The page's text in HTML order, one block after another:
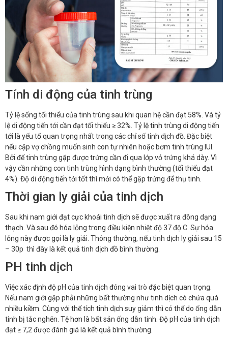
Tính di động của tinh trùng
Tỷ lệ sống tối thiểu của tinh trùng sau khi quan hệ cần đạt 58%. Và tỷ
lệ di động tiến tới cần đạt tối thiểu ≥ 32%. Tỷ lệ tinh trùng di động tiến
tới là yếu tố quan trọng nhất trong các chỉ số tinh dịch đồ. Đặc biệt
nếu cặp vợ chồng muốn sinh con tự nhiên hoặc bơm tinh trùng IUI.
Bởi để tinh trùng gặp được trứng cần đi qua lớp vỏ trứng khá dày. Vì
vậy cần những con tinh trùng hình dạng bình thường (tối thiểu đạt
4%). Độ di động tiến tới tốt thì mới có thể gặp trứng để thụ tinh.
Thời gian ly giải của tinh dịch
Sau khi nam giới đạt cực khoái tinh dịch sẽ được xuất ra đông dạng
thạch. Và sau đó hóa lỏng trong điều kiện nhiệt độ 37 độ C. Sự hóa
lỏng này được gọi là ly giải. Thông thường, nếu tinh dịch ly giải sau 15
– 30p thì đây là kết quả tinh dịch đồ bình thường.
PH tinh dịch
Việc xác định độ pH của tinh dịch đóng vai trò đặc biệt quan trọng.
Nếu nam giới gặp phải những bất thường như tinh dịch có chứa quá
nhiều kiềm. Cùng với thể tích tinh dịch suy giảm thì có thể do ống dẫn
tinh bị tắc nghẽn. Tệ hơn là bất sản ống dẫn tinh. Độ pH của tinh dịch
đạt ≥ 7,2 được đánh giá là kết quả bình thường.